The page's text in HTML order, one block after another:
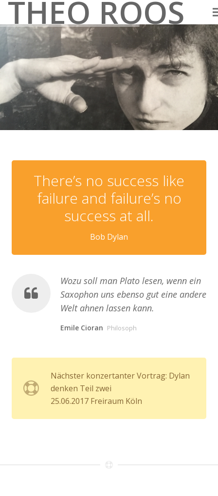
THEO ROOS
There’s no success like
failure and failure’s no
success at all.
Bob Dylan
Wozu soll man Plato lesen, wenn ein
Saxophon uns ebenso gut eine andere
Welt ahnen lassen kann.
Emile Cioran Philosoph
Nächster konzertanter Vortrag: Dylan
denken Teil zwei
25.06.2017 Freiraum Köln